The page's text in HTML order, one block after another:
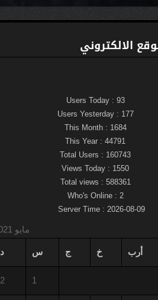
الالكتروني
Users Today : 93
Users Yesterday : 177
This Month : 1684
Who's Online : 2
Server Time : 2026-08-09
مايو 2021
أرب خ ج س د
1
2